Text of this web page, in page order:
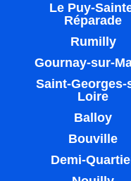
Le Puy-
Réparade
Rumilly
Gournay-sur-
Saint-Georges-
Loire
Balloy
Bouville
Demi-